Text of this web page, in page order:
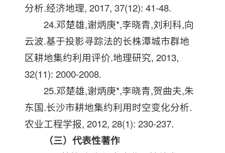
分析.经济地理, 2017, 37(12): 41-48.
24.邓楚雄,谢炳庚*,李晓青,刘利科,向
云波.基于投影寻踪法的长株潭城市群地
区耕地集约利用评价.地理研究, 2013,
32(11): 2000-2008.
25.邓楚雄,谢炳庚*,李晓青,贺曲夫,朱
东国.长沙市耕地集约利用时空变化分析.
农业工程学报, 2012, 28(1): 230-237.
（三）代表性著作